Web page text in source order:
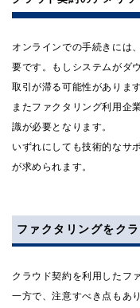
オンラインでの手続きには
要です。もしシステムがダ
取引が滞る可能性があります
またファクタリング利用企
識が必要となります。
いずれにしても技術的なサ
が求められます。
ファクタリングをク
クラウド契約を利用したフ
一方で、注意すべき点もあ